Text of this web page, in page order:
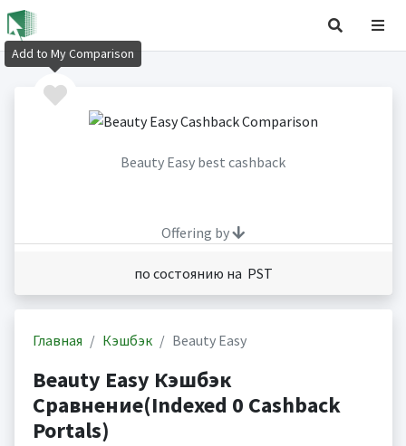
Beauty Easy best cashback
Offering by
по состоянию на PST
Главная Кэшбэк Beauty Easy
Beauty Easy Кэшбэк
Сравнение(Indexed 0 Cashback
Portals)
Add to My Comparison